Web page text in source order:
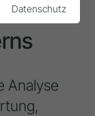
Analyse
Datenschutz